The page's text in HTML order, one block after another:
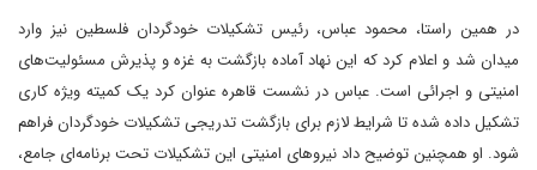
در همین راستا، محمود عباس، رئیس تشکیلات خودگردان فلسطین نیز وارد
میدان شد و اعلام کرد که این نهاد آماده بازگشت به غزه و پذیرش مسئولیت‌های
امنیتی و اجرائی است. عباس در نشست قاهره عنوان کرد‌ یک کمیته ویژه کاری
تشکیل داده شده تا شرایط لازم برای بازگشت تدریجی تشکیلات خودگردان فراهم
شود. او همچنین توضیح داد نیروهای امنیتی این تشکیلات تحت برنامه‌ای جامع،